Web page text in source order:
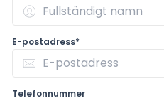
E-postadress*
Telefonnummer